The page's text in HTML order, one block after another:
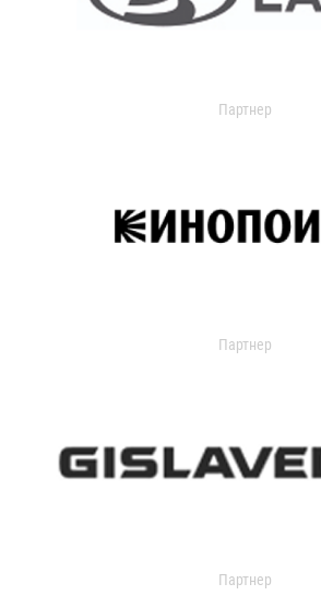
Партнер
Партнер
Партнер